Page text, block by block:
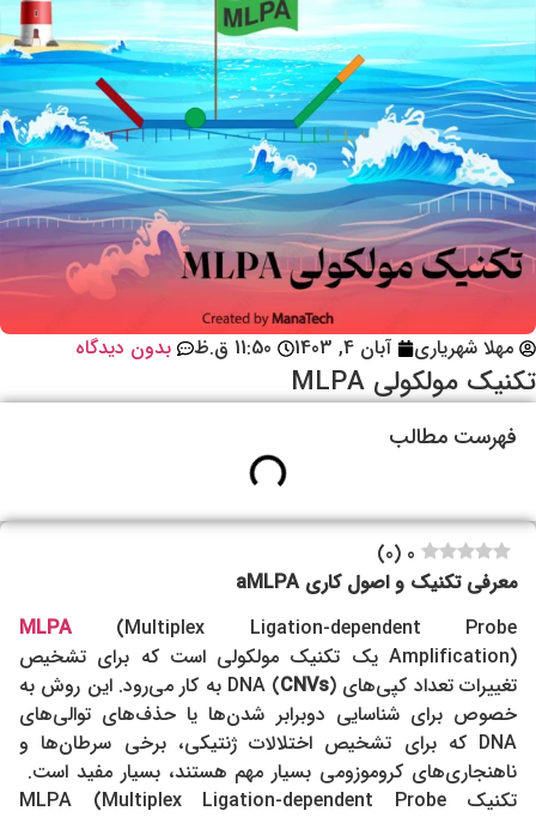
مهلا شهریاری آبان 4, 1403 11:50 ق.ظ بدون دیدگاه
تکنیک مولکولی MLPA
فهرست مطالب
0
(
0
)
aMLPA معرفی تکنیک و اصول کاری
MLPA(Multiplex Ligation-dependent Probe
Amplification) یک تکنیک مولکولی است که برای تشخیص
تغییرات تعداد کپی‌های DNA ( CNVs
) به کار می‌رود. این روش به
خصوص برای شناسایی دوبرابر شدن‌ها یا حذف‌های توالی‌های
DNA که برای تشخیص اختلالات ژنتیکی، برخی سرطان‌ها و
ناهنجاری‌های کروموزومی بسیار مهم هستند، بسیار مفید است.
تکنیک MLPA (Multiplex Ligation-dependent Probe